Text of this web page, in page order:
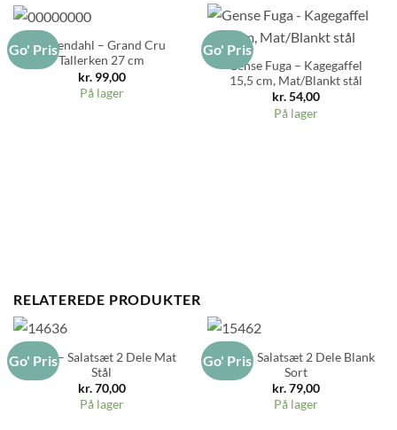
Go' PrisRosendahl – Grand Cru
Tallerken 27 cm
kr.99,00
På lager
Go' Pris
Gense Fuga – Kagegaffel
15,5 cm, Mat/Blankt stål
kr.54,00
På lager
RELATEREDE PRODUKTER
Go' Pris
RAW – Salatsæt 2 Dele Mat
Stål
kr.70,00
På lager
Go' Pris
RAW – Salatsæt 2 Dele Blank
Sort
kr.79,00
På lager